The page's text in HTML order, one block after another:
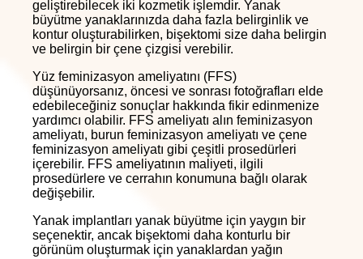
geliştirebilecek iki kozmetik işlemdir. Yanak
büyütme yanaklarınızda daha fazla belirginlik ve
kontur oluşturabilirken, bişektomi size daha belirgin
ve belirgin bir çene çizgisi verebilir.
Yüz feminizasyon ameliyatını (FFS)
düşünüyorsanız, öncesi ve sonrası fotoğrafları elde
edebileceğiniz sonuçlar hakkında fikir edinmenize
yardımcı olabilir. FFS ameliyatı alın feminizasyon
ameliyatı, burun feminizasyon ameliyatı ve çene
feminizasyon ameliyatı gibi çeşitli prosedürleri
içerebilir. FFS ameliyatının maliyeti, ilgili
prosedürlere ve cerrahın konumuna bağlı olarak
değişebilir.
Yanak implantları yanak büyütme için yaygın bir
seçenektir, ancak bişektomi daha konturlu bir
görünüm oluşturmak için yanaklardan yağın